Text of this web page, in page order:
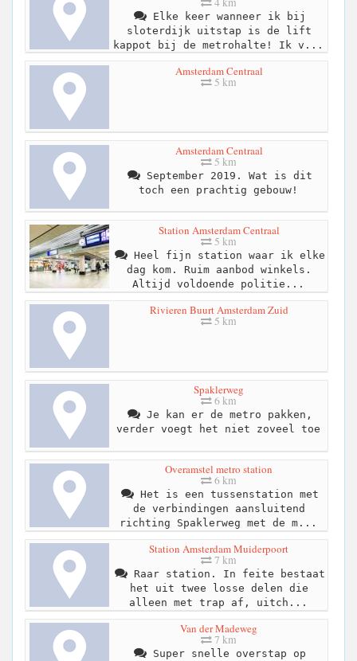
Elke keer wanneer ik bij
sloterdijk uitstap is de lift
kappot bij de metrohalte! Ik v...
Amsterdam Centraal
5 km
Amsterdam Centraal
5 km
September 2019. Wat is dit
toch een prachtig gebouw!
Station Amsterdam Centraal
5 km
Heel fijn station waar ik elke
dag kom. Ruim aanbod winkels.
Altijd voldoende politie...
Rivieren Buurt Amsterdam Zuid
5 km
Spaklerweg
6 km
Je kan er de metro pakken,
verder voegt het niet zoveel toe
Overamstel metro station
6 km
Het is een tussenstation met
de verbindingen aansluitend
richting Spaklerweg met de m...
Station Amsterdam Muiderpoort
7 km
Raar station. In feite bestaat
het uit twee losse delen die
alleen met trap af, uitch...
Van der Madeweg
7 km
Super snelle overstap op